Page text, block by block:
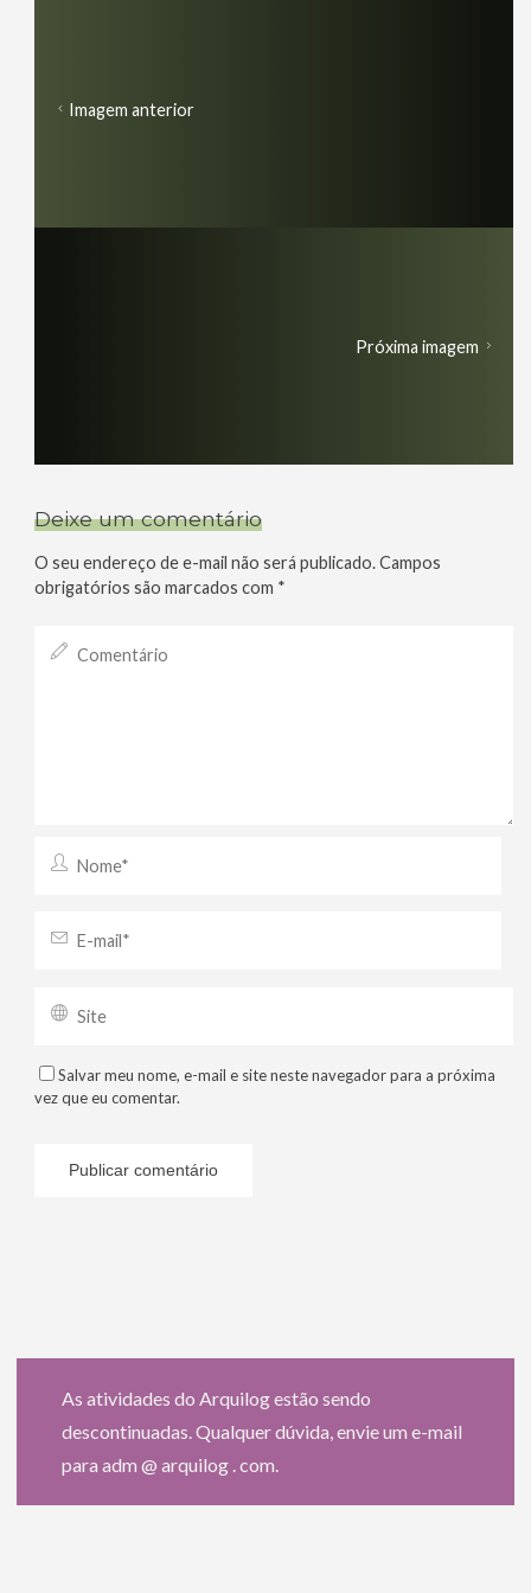
Imagem anterior
Próxima imagem
Deixe um comentário
O seu endereço de e-mail não será publicado.Campos
obrigatórios são marcados com *
Salvar meu nome, e-mail e site neste navegador para a próxima
vez que eu comentar.
As atividades do Arquilog estão sendo
descontinuadas. Qualquer dúvida, envie um e-mail
para adm @ arquilog . com.